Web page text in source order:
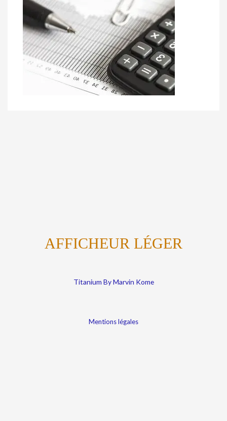
AFFICHEUR LÉGER
Titanium By Marvin Kome
Mentions légales